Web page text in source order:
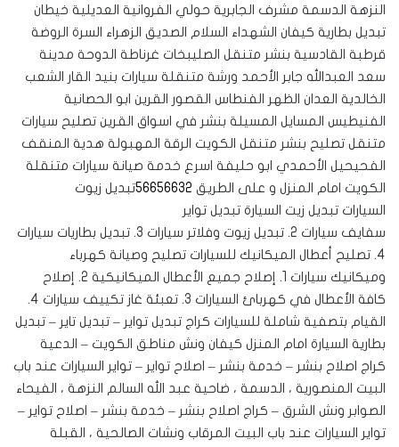
النزهة الدسمة مشرف الجابرية حولي الفروانية العديلية خيطان
تبديل بطارية كيفان الشهداء السلام الصديق الزهراء السرة الروضة
قرطبة القادسية بنشر متنقل الصليبخات غرناطة الدوحة مدينة
سعد العبدالله جابر الأحمد ورشة متنقلة سيارات بنيد القار الشعب
الخالدية العدان الظهر الفنطاس القصور القرين ابو الحصانية
الفنيطيس المسايل المسيلة بنشر في اسواق القرين تصليح سيارات
متنقل تصليح بنشر متنقل الكويت الرقة المهبولة هدية المنقف
الفحيحيل الأحمدي ابو حليفة اسرع خدمة صيانة سيارات متنقلة
الكويت امام المنزل و على الطريق 56656632تبديل زيوت
السيارات تبديل زيت السيارة تبديل تواير
سفايف سيارات 2. تبديل زيوت وفلاتر سيارات 3. تبديل بطاريات سيارات
4. تصليح أعطال الميكانيك للسيارات ‎تصليح وصيانة كهرباء
وميكانيك سيارات 1. إصلاح جميع الأعطال الميكانيكية 2. إصلاح
كافة الأعطال في كهربائ السيارات 3. تعبئة غاز تكييف سيارات 4.
القيام بتصفية شاملة للسيارات ‎كراج تبديل تواير – تبديل تاير – تبديل
بطارية السيارة امام المنزل كيفان ونش مناطق الكويت – الدعية
كراج اصلاح بنشر – خدمة بنشر – اصلاح تواير – تواير السيارات عند باب
البيت المنصورية ، الدسمة ، ضاحية عبد الله السالم النزهة ، الفيحاء
‎الصوابر ونش الشرق – كراج اصلاح بنشر – خدمة بنشر – اصلاح تواير –
تواير السيارات عند باب البيت المرقاب ونشات الصالحية ، القبلة